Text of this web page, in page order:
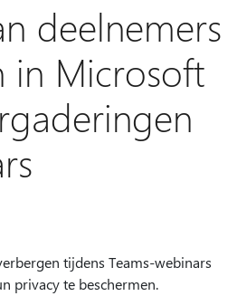
deelnemers
in Microsoft
tijdens Teams-webinars
privacy te beschermen.